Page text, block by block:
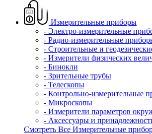
Измерительные приборы
- Электро-измерительные
- Радио-измерительные
- Строительные и
- Измерители физических
- Бинокли
- Зрительные трубы
- Телескопы
- Контрольно-измерительные
- Микроскопы
- Измерители параметров
- Аксессуары и
Смотреть Все Измерительные